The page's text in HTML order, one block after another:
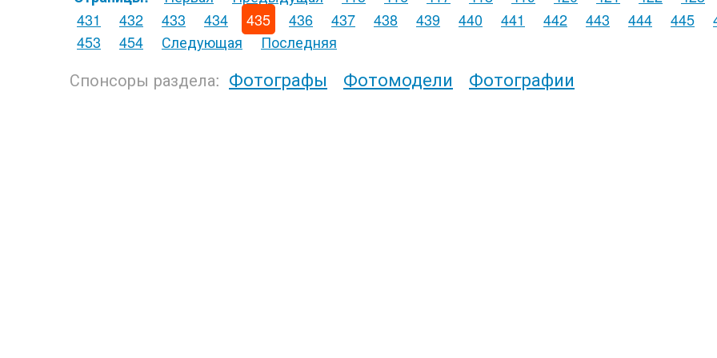
431
432 433 434 435 436 437 438 439 440 441 442 443 444 445
453
454 Следующая Последняя
Спонсоры раздела: Фотографы Фотомодели Фотографии